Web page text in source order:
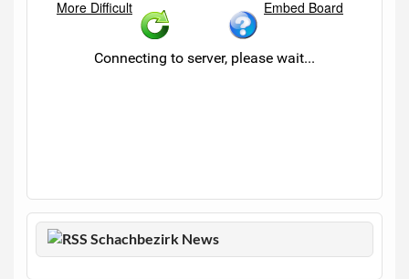
Schachbezirk News